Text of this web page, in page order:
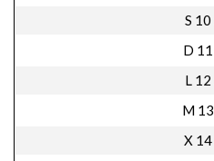
S 10
D 11
L 12
M 13
X 14